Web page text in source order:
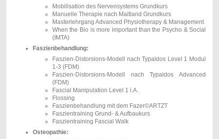
Mobilisation des Nervensystems Grundkurs
Manuelle Therapie nach Maitland Grundkurs
Masterlehrgang Advanced Physiotherapy & Management
When the Bio is more important than the Psycho & Social
(IMTA)
Faszienbehandlung:
Faszien-Distorsions-Modell nach Typaldos Level 1 Modul
1-3 (FDM)
Faszien-Distorsions-Modell nach Typaldos Advanced
(FDM)
Fascial Manipulation Level 1 i.A.
Flossing
Faszienbehandlung mit dem Fazer©ARTZT
Faszientraining Grund- & Aufbaukurs
Faszientraining Fascial Walk
Osteopathie: